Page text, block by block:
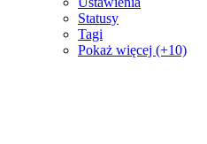
Statusy
Tagi
Pokaż więcej (+10)